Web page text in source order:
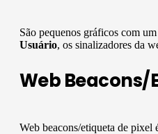
São pequenos gráficos com
Usuário, os sinalizadores da
Web Beacons/
Web beacons/etiqueta de pixel